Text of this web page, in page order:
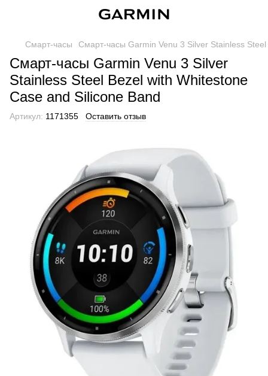
Смарт-часы Смарт-часы Garmin Venu 3 Silver Stainless
Смарт-часы Garmin Venu 3 Silver
Stainless Steel Bezel with Whitestone
Case and Silicone Band
Артикул: 1171355 Оставить отзыв